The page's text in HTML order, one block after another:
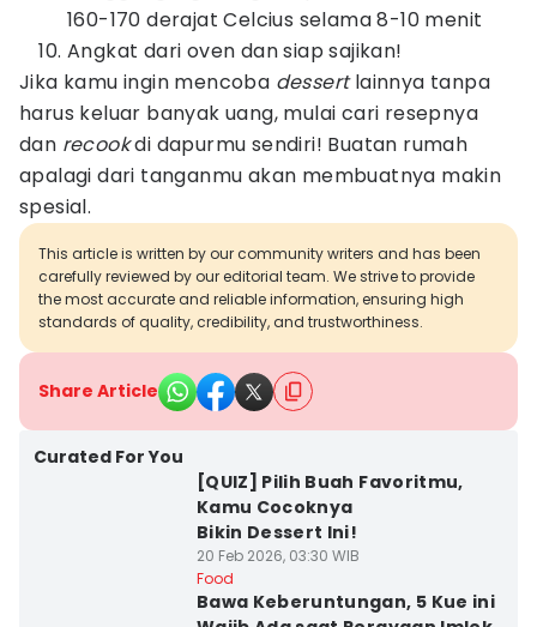
160-170 derajat Celcius selama 8-10 menit
Angkat dari oven dan siap sajikan!
Jika kamu ingin mencoba dessertlainnya tanpa
harus keluar banyak uang, mulai cari resepnya
dan recookdi dapurmu sendiri! Buatan rumah
apalagi dari tanganmu akan membuatnya makin
spesial.
This article is written by our community writers and has been
carefully reviewed by our editorial team. We strive to provide
the most accurate and reliable information, ensuring high
standards of quality, credibility, and trustworthiness.
Share Article
Curated For You
[QUIZ] Pilih Buah Favoritmu,
Kamu Cocoknya
Bikin Dessert Ini!
20 Feb 2026, 03:30 WIB
Food
Bawa Keberuntungan, 5 Kue ini